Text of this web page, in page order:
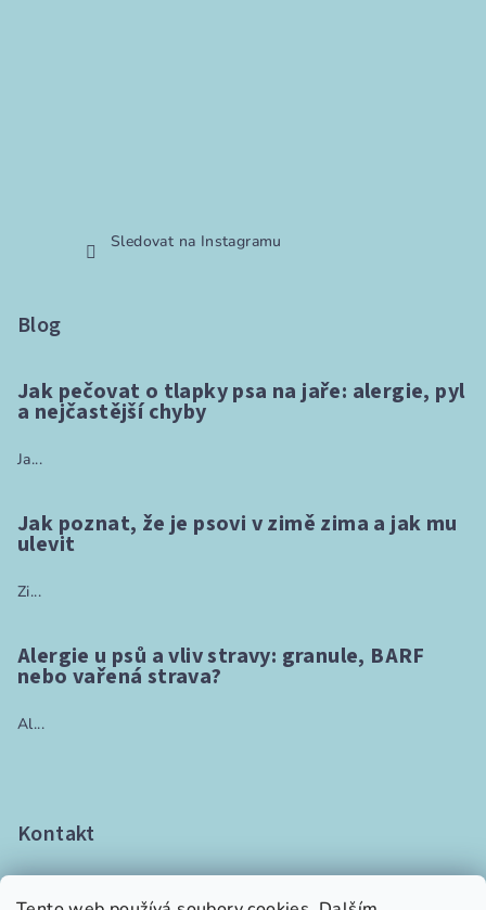
Sledovat na Instagramu
Blog
Jak pečovat o tlapky psa na jaře: alergie, pyl
a nejčastější chyby
Ja...
Jak poznat, že je psovi v zimě zima a jak mu
ulevit
Zi...
Alergie u psů a vliv stravy: granule, BARF
nebo vařená strava?
Al...
Kontakt
+420 736 101 800